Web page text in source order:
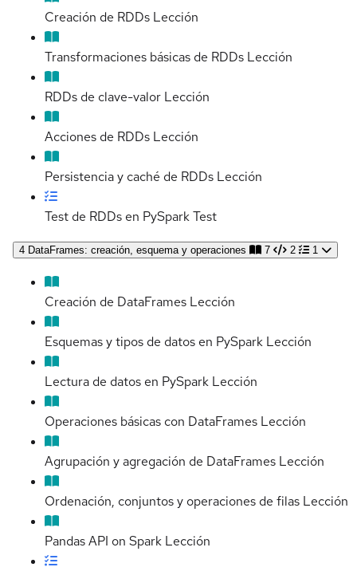
Creación de RDDs Lección
Transformaciones básicas de RDDs Lección
RDDs de clave-valor Lección
Acciones de RDDs Lección
Persistencia y caché de RDDs Lección
Test de RDDs en PySparkTest
4 DataFrames: creación, esquema y operaciones 7 2 1
Creación de DataFrames Lección
Esquemas y tipos de datos en PySpark Lección
Lectura de datos en PySpark Lección
Operaciones básicas con DataFrames Lección
Agrupación y agregación de DataFrames Lección
Ordenación, conjuntos y operaciones de filas Lección
Pandas API on Spark Lección